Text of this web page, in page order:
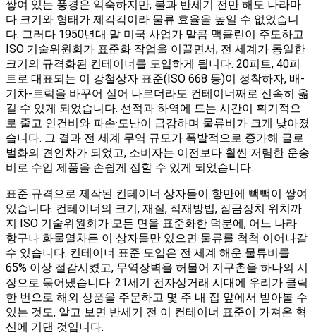
쌓여 있는 풍경은 익숙하지만, 불과 반세기 전만 해도 나라마
다 크기와 형태가 제각각이라 물류 효율을 높일 수 없었습니
다. 그러다 1950년대 말 미국 사업가 말콤 맥클린이 주도하고
ISO 기술위원회가 표준화 작업을 이끌면서, 전 세계가 동일한
크기의 규격화된 컨테이너를 도입하게 됩니다​. 20피트, 40피
트로 대표되는 이 강철상자 표준(ISO 668 등)이 정착하자, 배-
기차-트럭을 바꾸어 실어 나르더라도 컨테이너째로 신속히 옮
길 수 있게 되었습니다. 선적과 하역에 드는 시간이 획기적으
로 줄고 인건비와 파손·도난이 급감하며 물류비가 크게 낮아졌
습니다​. 그 결과 전 세계 무역 규모가 폭발적으로 증가해 글로
벌화의 견인차가 되었고, 소비자는 이전보다 훨씬 저렴한 운송
비로 수입 제품을 손쉽게 접할 수 있게 되었습니다​.
표준 규격으로 제작된 컨테이너 상자들이 항만에 빽빽이 쌓여
있습니다. 컨테이너의 크기, 재질, 적재방법, 잠금장치 위치까
지 ISO 기술위원회가 모든 면을 표준화한 덕분에, 어느 나라
항구나 화물열차든 이 상자들만 있으면 물류를 척척 이어나갈
수 있습니다​. 컨테이너 표준 도입은 전 세계 해운 물류비를
65% 이상 절감시켰고, 무역장벽을 허물어 지구촌을 하나의 시
장으로 묶어냈습니다​. 21세기 전자상거래 시대에 우리가 클릭
한 번으로 해외 상품을 주문하고 몇 주 내 집 앞에서 받아볼 수
있는 것도, 알고 보면 반세기 전 이 컨테이너 표준이 가져온 혁
신에 기댄 것입니다.